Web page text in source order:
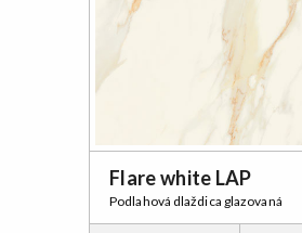
Flare white LAP
Podlahová dlaždica glazovaná